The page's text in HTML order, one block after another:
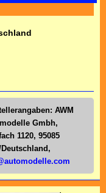
AWM
Gmbh,
1120, 95085
and,